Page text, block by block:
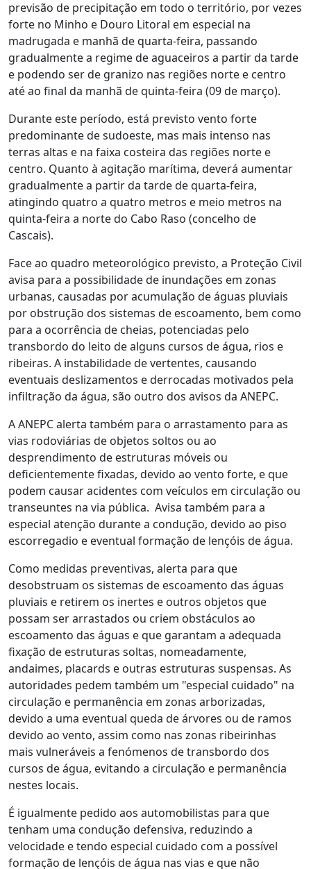
previsão de precipitação em todo o território, por vezes
forte no Minho e Douro Litoral em especial na
madrugada e manhã de quarta-feira, passando
gradualmente a regime de aguaceiros a partir da tarde
e podendo ser de granizo nas regiões norte e centro
até ao final da manhã de quinta-feira (09 de março).
Durante este período, está previsto vento forte
predominante de sudoeste, mas mais intenso nas
terras altas e na faixa costeira das regiões norte e
centro. Quanto à agitação marítima, deverá aumentar
gradualmente a partir da tarde de quarta-feira,
atingindo quatro a quatro metros e meio metros na
quinta-feira a norte do Cabo Raso (concelho de
Cascais).
Face ao quadro meteorológico previsto, a Proteção Civil
avisa para a possibilidade de inundações em zonas
urbanas, causadas por acumulação de águas pluviais
por obstrução dos sistemas de escoamento, bem como
para a ocorrência de cheias, potenciadas pelo
transbordo do leito de alguns cursos de água, rios e
ribeiras. A instabilidade de vertentes, causando
eventuais deslizamentos e derrocadas motivados pela
infiltração da água, são outro dos avisos da ANEPC.
A ANEPC alerta também para o arrastamento para as
vias rodoviárias de objetos soltos ou ao
desprendimento de estruturas móveis ou
deficientemente fixadas, devido ao vento forte, e que
podem causar acidentes com veículos em circulação ou
transeuntes na via pública. Avisa também para a
especial atenção durante a condução, devido ao piso
escorregadio e eventual formação de lençóis de água.
Como medidas preventivas, alerta para que
desobstruam os sistemas de escoamento das águas
pluviais e retirem os inertes e outros objetos que
possam ser arrastados ou criem obstáculos ao
escoamento das águas e que garantam a adequada
fixação de estruturas soltas, nomeadamente,
andaimes, placards e outras estruturas suspensas. As
autoridades pedem também um "especial cuidado" na
circulação e permanência em zonas arborizadas,
devido a uma eventual queda de árvores ou de ramos
devido ao vento, assim como nas zonas ribeirinhas
mais vulneráveis a fenómenos de transbordo dos
cursos de água, evitando a circulação e permanência
nestes locais.
É igualmente pedido aos automobilistas para que
tenham uma condução defensiva, reduzindo a
velocidade e tendo especial cuidado com a possível
formação de lençóis de água nas vias e que não